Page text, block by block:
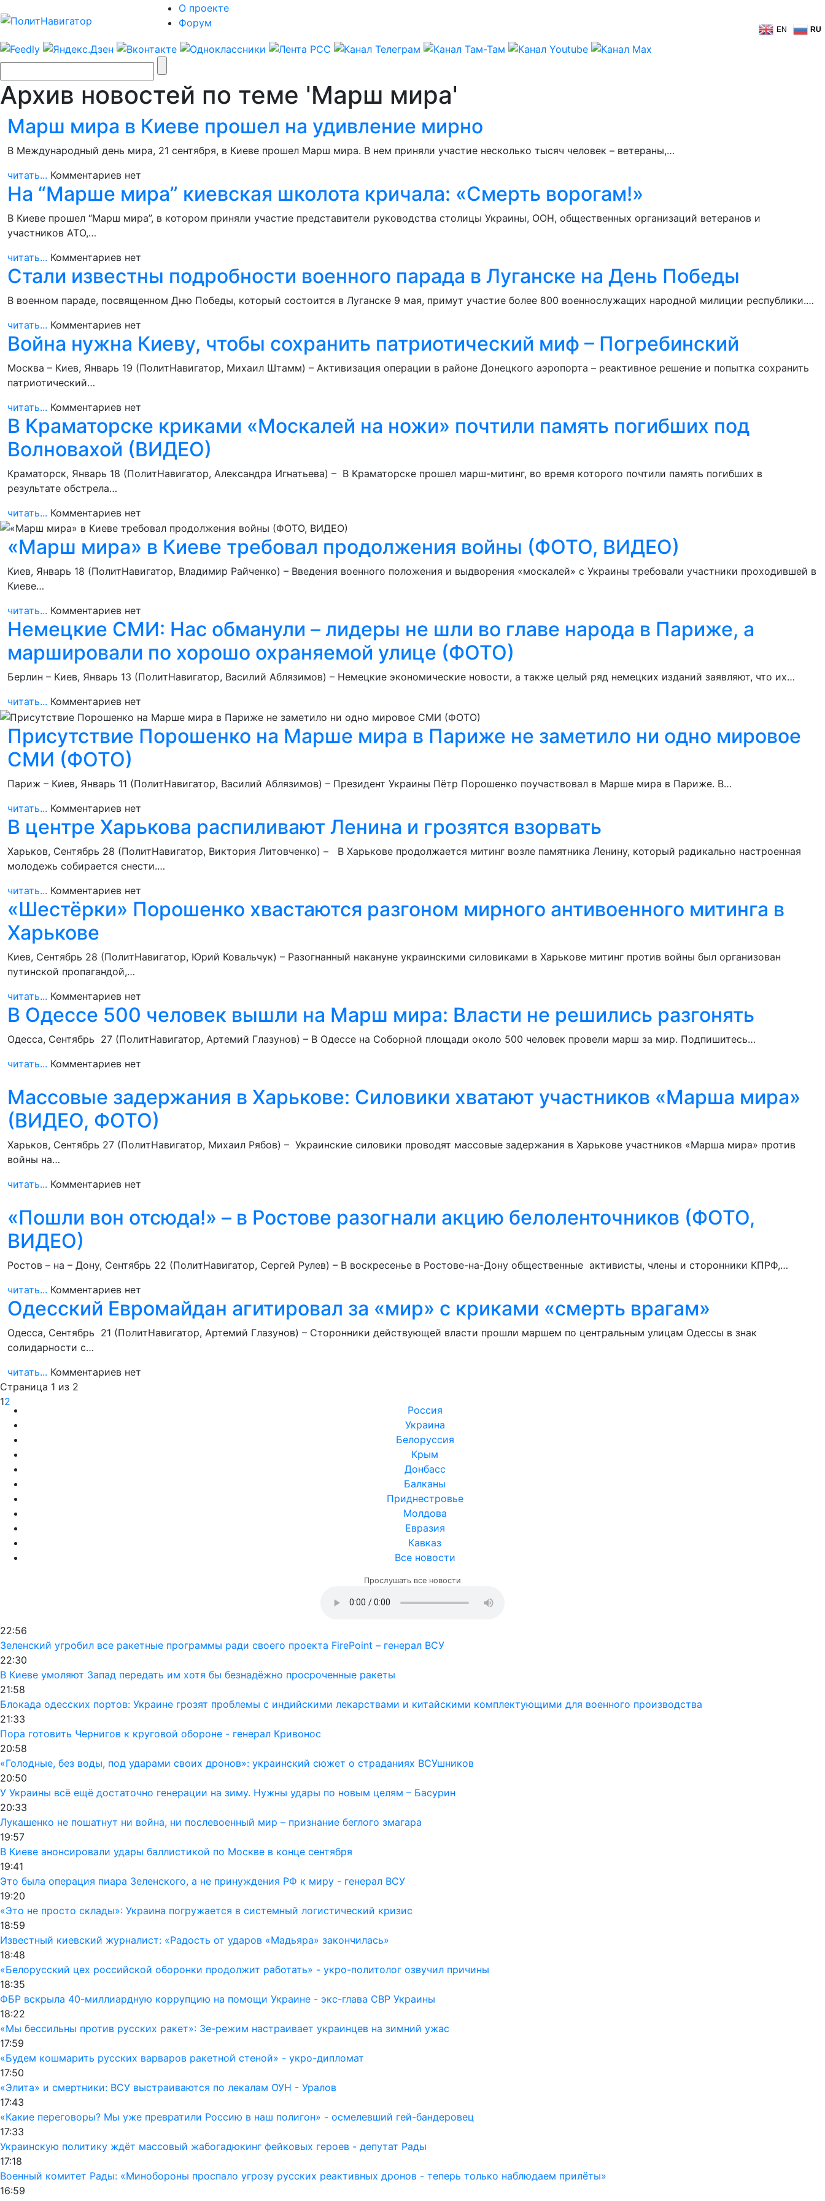
О проекте
Форум
EN RU
Архив новостей по теме 'Марш мира'
Марш мира в Киеве прошел на удивление мирно
В Международный день мира, 21 сентября, в Киеве прошел Марш мира. В нем приняли участие несколько тысяч человек – ветераны,…
читать... Комментариев нет
На “Марше мира” киевская школота кричала: «Смерть ворогам!»
В Киеве прошел “Марш мира”, в котором приняли участие представители руководства столицы Украины, ООН, общественных организаций ветеранов и
участников АТО,…
читать... Комментариев нет
Стали известны подробности военного парада в Луганске на День Победы
В военном параде, посвященном Дню Победы, который состоится в Луганске 9 мая, примут участие более 800 военнослужащих народной милиции республики.…
читать... Комментариев нет
Война нужна Киеву, чтобы сохранить патриотический миф – Погребинский
Москва – Киев, Январь 19 (ПолитНавигатор, Михаил Штамм) – Активизация операции в районе Донецкого аэропорта – реактивное решение и попытка сохранить
патриотический…
читать... Комментариев нет
В Краматорске криками «Москалей на ножи» почтили память погибших под
Волновахой (ВИДЕО)
Краматорск, Январь 18 (ПолитНавигатор, Александра Игнатьева) – В Краматорске прошел марш-митинг, во время которого почтили память погибших в
результате обстрела…
читать... Комментариев нет
«Марш мира» в Киеве требовал продолжения войны (ФОТО, ВИДЕО)
Киев, Январь 18 (ПолитНавигатор, Владимир Райченко) – Введения военного положения и выдворения «москалей» с Украины требовали участники проходившей в
Киеве…
читать... Комментариев нет
Немецкие СМИ: Нас обманули – лидеры не шли во главе народа в Париже, а
маршировали по хорошо охраняемой улице (ФОТО)
Берлин – Киев, Январь 13 (ПолитНавигатор, Василий Аблязимов) – Немецкие экономические новости, а также целый ряд немецких изданий заявляют, что их…
читать... Комментариев нет
Присутствие Порошенко на Марше мира в Париже не заметило ни одно мировое
СМИ (ФОТО)
Париж – Киев, Январь 11 (ПолитНавигатор, Василий Аблязимов) – Президент Украины Пётр Порошенко поучаствовал в Марше мира в Париже. В…
читать... Комментариев нет
В центре Харькова распиливают Ленина и грозятся взорвать
Харьков, Сентябрь 28 (ПолитНавигатор, Виктория Литовченко) – В Харькове продолжается митинг возле памятника Ленину, который радикально настроенная
молодежь собирается снести.…
читать... Комментариев нет
«Шестёрки» Порошенко хвастаются разгоном мирного антивоенного митинга в
Харькове
Киев, Сентябрь 28 (ПолитНавигатор, Юрий Ковальчук) – Разогнанный накануне украинскими силовиками в Харькове митинг против войны был организован
путинской пропагандой,…
читать... Комментариев нет
В Одессе 500 человек вышли на Марш мира: Власти не решились разгонять
Одесса, Сентябрь 27 (ПолитНавигатор, Артемий Глазунов) – В Одессе на Соборной площади около 500 человек провели марш за мир. Подпишитесь…
читать... Комментариев нет
Массовые задержания в Харькове: Силовики хватают участников «Марша мира»
(ВИДЕО, ФОТО)
Харьков, Сентябрь 27 (ПолитНавигатор, Михаил Рябов) – Украинские силовики проводят массовые задержания в Харькове участников «Марша мира» против
войны на…
читать... Комментариев нет
«Пошли вон отсюда!» – в Ростове разогнали акцию белоленточников (ФОТО,
ВИДЕО)
Ростов – на – Дону, Сентябрь 22 (ПолитНавигатор, Сергей Рулев) – В воскресенье в Ростове-на-Дону общественные активисты, члены и сторонники КПРФ,…
читать... Комментариев нет
Одесский Евромайдан агитировал за «мир» с криками «смерть врагам»
Одесса, Сентябрь 21 (ПолитНавигатор, Артемий Глазунов) – Сторонники действующей власти прошли маршем по центральным улицам Одессы в знак
солидарности с…
читать... Комментариев нет
Страница 1 из 2
12
Россия
Украина
Белоруссия
Крым
Донбасс
Балканы
Приднестровье
Молдова
Евразия
Кавказ
Все новости
Прослушать все новости
22:56
Зеленский угробил все ракетные программы ради своего проекта FirePoint – генерал ВСУ
22:30
В Киеве умоляют Запад передать им хотя бы безнадёжно просроченные ракеты
21:58
Блокада одесских портов: Украине грозят проблемы с индийскими лекарствами и китайскими комплектующими для военного производства
21:33
Пора готовить Чернигов к круговой обороне - генерал Кривонос
20:58
«Голодные, без воды, под ударами своих дронов»: украинский сюжет о страданиях ВСУшников
20:50
У Украины всё ещё достаточно генерации на зиму. Нужны удары по новым целям – Басурин
20:33
Лукашенко не пошатнут ни война, ни послевоенный мир – признание беглого змагара
19:57
В Киеве анонсировали удары баллистикой по Москве в конце сентября
19:41
Это была операция пиара Зеленского, а не принуждения РФ к миру - генерал ВСУ
19:20
«Это не просто склады»: Украина погружается в системный логистический кризис
18:59
Известный киевский журналист: «Радость от ударов «Мадьяра» закончилась»
18:48
«Белорусский цех российской оборонки продолжит работать» - укро-политолог озвучил причины
18:35
ФБР вскрыла 40-миллиардную коррупцию на помощи Украине - экс-глава СВР Украины
18:22
«Мы бессильны против русских ракет»: Зе-режим настраивает украинцев на зимний ужас
17:59
«Будем кошмарить русских варваров ракетной стеной» - укро-дипломат
17:50
«Элита» и смертники: ВСУ выстраиваются по лекалам ОУН - Уралов
17:43
«Какие переговоры? Мы уже превратили Россию в наш полигон» - осмелевший гей-бандеровец
17:33
Украинскую политику ждёт массовый жабогадюкинг фейковых героев - депутат Рады
17:18
Военный комитет Рады: «Минобороны проспало угрозу русских реактивных дронов - теперь только наблюдаем прилёты»
16:59